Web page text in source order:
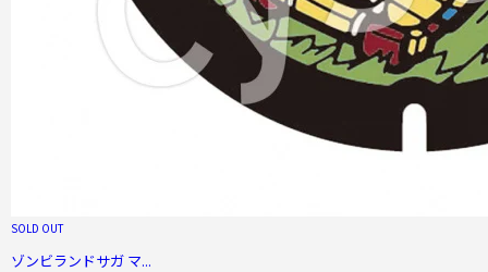
SOLD OUT
ゾンビランドサガ マ...